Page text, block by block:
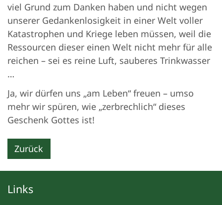
viel Grund zum Danken haben und nicht wegen
unserer Gedankenlosigkeit in einer Welt voller
Katastrophen und Kriege leben müssen, weil die
Ressourcen dieser einen Welt nicht mehr für alle
reichen – sei es reine Luft, sauberes Trinkwasser
…
Ja, wir dürfen uns „am Leben“ freuen – umso
mehr wir spüren, wie „zerbrechlich“ dieses
Geschenk Gottes ist!
Zurück
Links